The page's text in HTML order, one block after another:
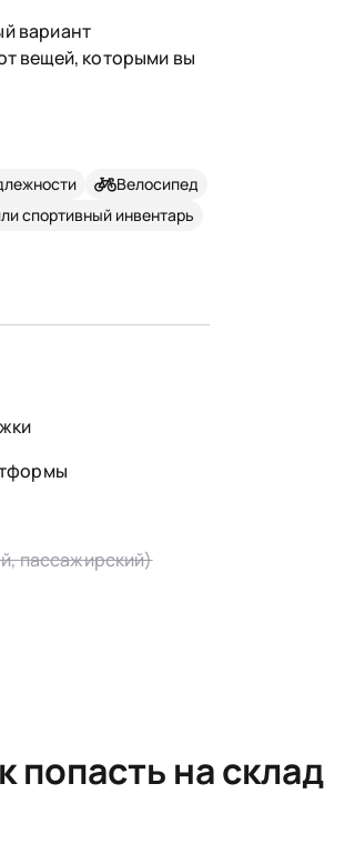
вариант
вещей, которыми вы
Велосипед
спортивный инвентарь
пассажирский)
попасть на склад